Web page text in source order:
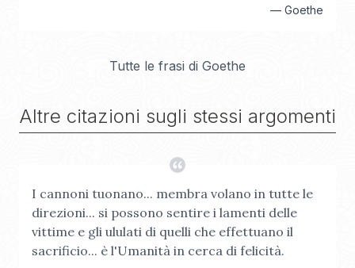
— Goethe
Tutte le frasi di Goethe
Altre citazioni sugli stessi argomenti
I cannoni tuonano... membra volano in tutte le
direzioni... si possono sentire i lamenti delle
vittime e gli ululati di quelli che effettuano il
sacrificio... è l'Umanità in cerca di felicità.